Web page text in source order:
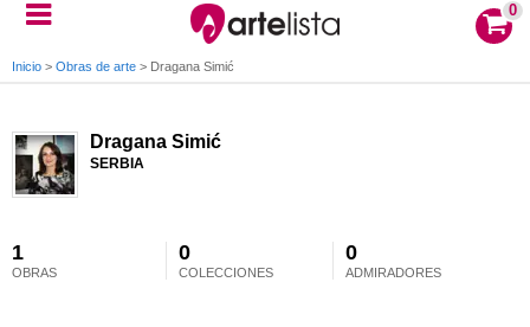
0
Inicio > Obras de arte > Dragana Simić
Dragana Simić
SERBIA
1
OBRAS
0
COLECCIONES
0
ADMIRADORES